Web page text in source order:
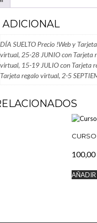
DÍA SUELTO Precio !Web y
virtual, 25-28 JUNIO con Tarjeta
virtual, 15-19 JULIO con Tarjeta
Tarjeta regalo virtual, 2-5
100,00
AÑADIR